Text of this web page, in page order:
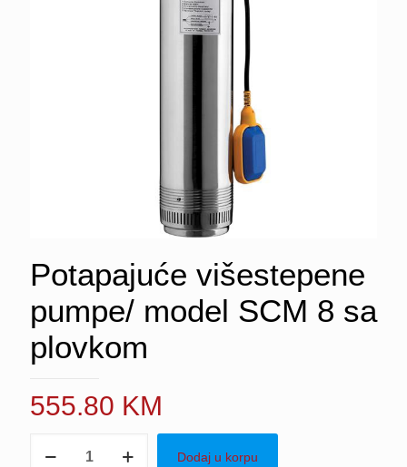
Potapajuće višestepene
pumpe/ model SCM 8 sa
plovkom
555.80 KM
višestepene
Dodaj u korpu